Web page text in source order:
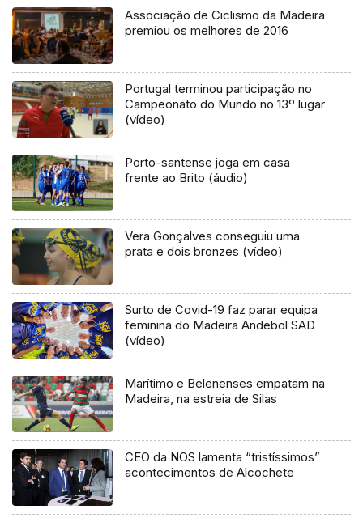
Associação de Ciclismo da Madeira
premiou os melhores de 2016
Portugal terminou participação no
Campeonato do Mundo no 13º lugar
(vídeo)
Porto-santense joga em casa
frente ao Brito (áudio)
Vera Gonçalves conseguiu uma
prata e dois bronzes (vídeo)
Surto de Covid-19 faz parar equipa
feminina do Madeira Andebol SAD
(vídeo)
Marítimo e Belenenses empatam na
Madeira, na estreia de Silas
CEO da NOS lamenta “tristíssimos”
acontecimentos de Alcochete